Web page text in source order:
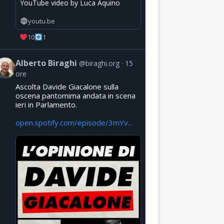
YouTube video by Luca Aquino
youtu.be
10
1
Alberto Biraghi @biraghi.org
15
ore
Ascolta Davide Giacalone sulla
oscena pantomima andata in scena
ieri in Parlamento.
open.spotify.com/episode/3mYv...